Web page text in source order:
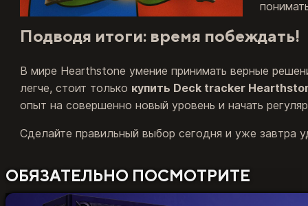
Подводя итоги: время побеждать!
В мире Hearthstone умение принимать верные
легче, стоит только купить Deck tracker
опыт на совершенно новый уровень и начать
Сделайте правильный выбор сегодня и уже завтра
ОБЯЗАТЕЛЬНО ПОСМОТРИТЕ